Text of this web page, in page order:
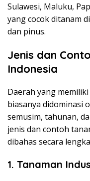
Sulawesi, Maluku,
yang cocok ditanam
dan pinus.
Jenis dan
Indonesia
Daerah yang
biasanya didominasi
semusim, tahunan,
jenis dan contoh
dibahas secara
1. Tanaman